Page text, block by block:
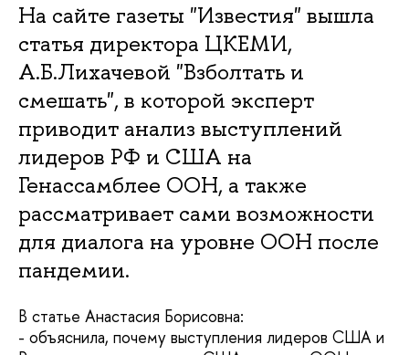
На сайте газеты "Известия" вышла
статья директора ЦКЕМИ,
А.Б.Лихачевой "Взболтать и
смешать", в которой эксперт
приводит анализ выступлений
лидеров РФ и США на
Генассамблее ООН, а также
рассматривает сами возможности
для диалога на уровне ООН после
пандемии.
В статье Анастасия Борисовна:
- объяснила, почему выступления лидеров США и